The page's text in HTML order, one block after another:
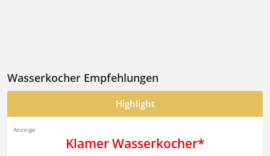
Wasserkocher Empfehlungen
Highlight
Klamer Wasserkocher